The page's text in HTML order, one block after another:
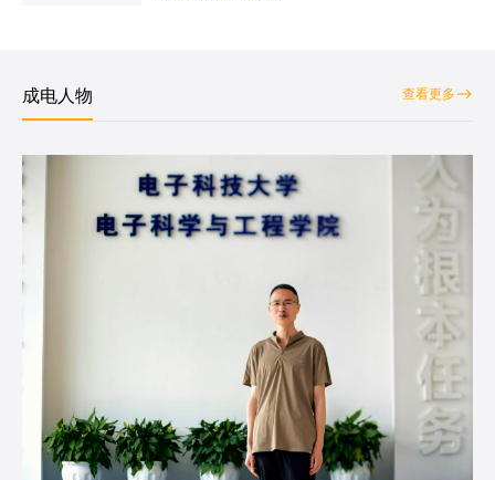
成电人物 查看更多